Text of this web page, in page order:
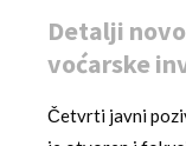
Detalji
voćarske
Četvrti javni